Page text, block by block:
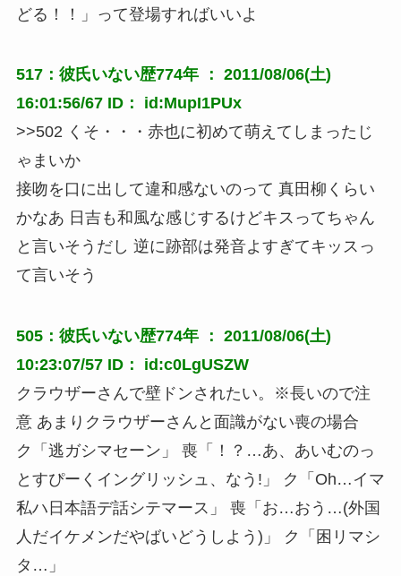
どる！！」って登場すればいいよ
517：彼氏いない歴774年 ： 2011/08/06(土)
16:01:56/67 ID： id:MupI1PUx
>>502 くそ・・・赤也に初めて萌えてしまったじ
ゃまいか
接吻を口に出して違和感ないのって 真田柳くらい
かなあ 日吉も和風な感じするけどキスってちゃん
と言いそうだし 逆に跡部は発音よすぎてキッスっ
て言いそう
505：彼氏いない歴774年 ： 2011/08/06(土)
10:23:07/57 ID： id:c0LgUSZW
クラウザーさんで壁ドンされたい。※長いので注
意 あまりクラウザーさんと面識がない喪の場合
ク「逃ガシマセーン」 喪「！？…あ、あいむのっ
とすぴーくイングリッシュ、なう!」 ク「Oh…イマ
私ハ日本語デ話シテマース」 喪「お…おう…(外国
人だイケメンだやばいどうしよう)」 ク「困リマシ
タ…」